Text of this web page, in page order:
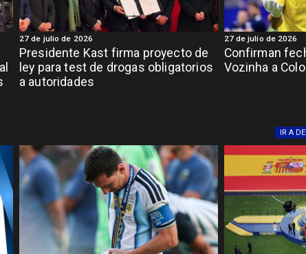
Presidente Kast firma proyecto de
ley para test de drogas obligatorios
a autoridades
27 de julio de 2026
Confirman
Vozinha a
27 de julio de 2026
IR A